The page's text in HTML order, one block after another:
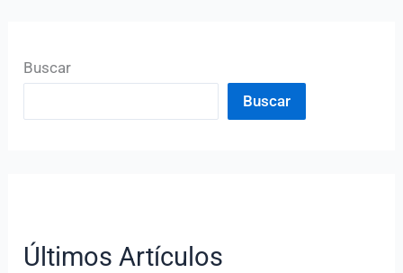
Buscar
Buscar
Últimos Artículos